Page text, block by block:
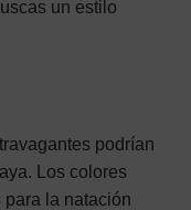
un estilo
podrían
Los colores
la natación